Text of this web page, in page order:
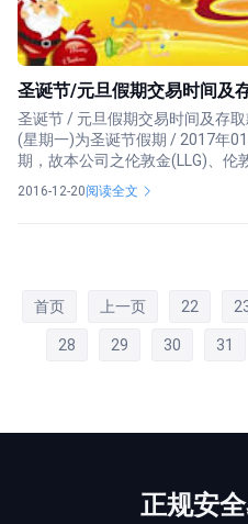
圣诞节/元旦假期交易时间及
圣诞节 / 元旦假期交易时间及存
(星期一)为圣诞节假期 / 2017年
期，故本公司之伦敦金(LLG)、伦
2016-12-20阅读全文
首页 上一页 22
28 29 30 31
正规安全